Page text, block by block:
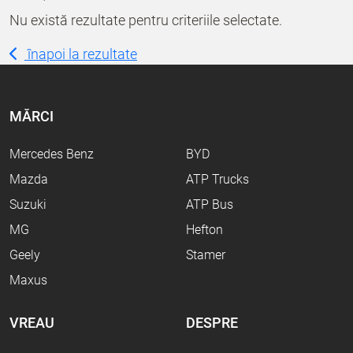
Nu există rezultate pentru criteriile selectate.
înapoi la rezultate
MĂRCI
Mercedes Benz
Mazda
Suzuki
MG
Geely
Maxus
BYD
ATP Trucks
ATP Bus
Hefton
Stamer
VREAU DESPRE